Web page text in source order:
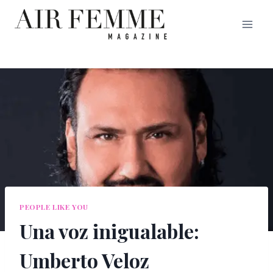
Saltar
PEOPLE LIKE YOU
Una voz inigualable:
Umberto Veloz